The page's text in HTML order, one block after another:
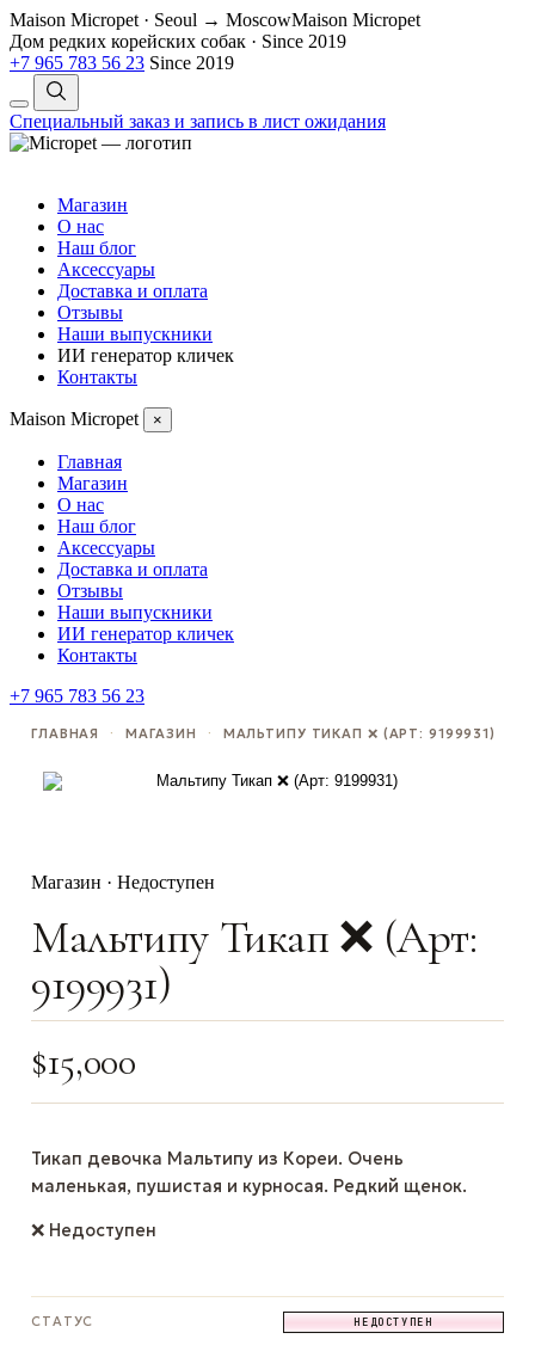
Maison Micropet · Seoul → MoscowMaison Micropet
Дом редких корейских собак · Since 2019
+7 965 783 56 23 Since 2019
Специальный заказ и запись в лист ожидания
Магазин
О нас
Наш блог
Аксессуары
Доставка и оплата
Отзывы
Наши выпускники
ИИ генератор кличек
Контакты
Maison Micropet ×
Главная
Магазин
О нас
Наш блог
Аксессуары
Доставка и оплата
Отзывы
Наши выпускники
ИИ генератор кличек
Контакты
+7 965 783 56 23
ГЛАВНАЯ · МАГАЗИН · МАЛЬТИПУ ТИКАП ❌ (АРТ: 9199931)
Магазин · Недоступен
Мальтипу Тикап ❌ (Арт:
9199931)
$15,000
Тикап девочка Мальтипу из Кореи. Очень
маленькая, пушистая и курносая. Редкий щенок.
❌ Недоступен
СТАТУС НЕДОСТУПЕН